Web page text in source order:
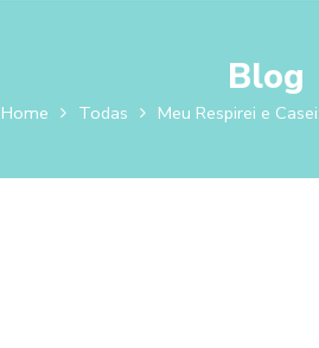
Blog
Home Todas Meu Respirei e